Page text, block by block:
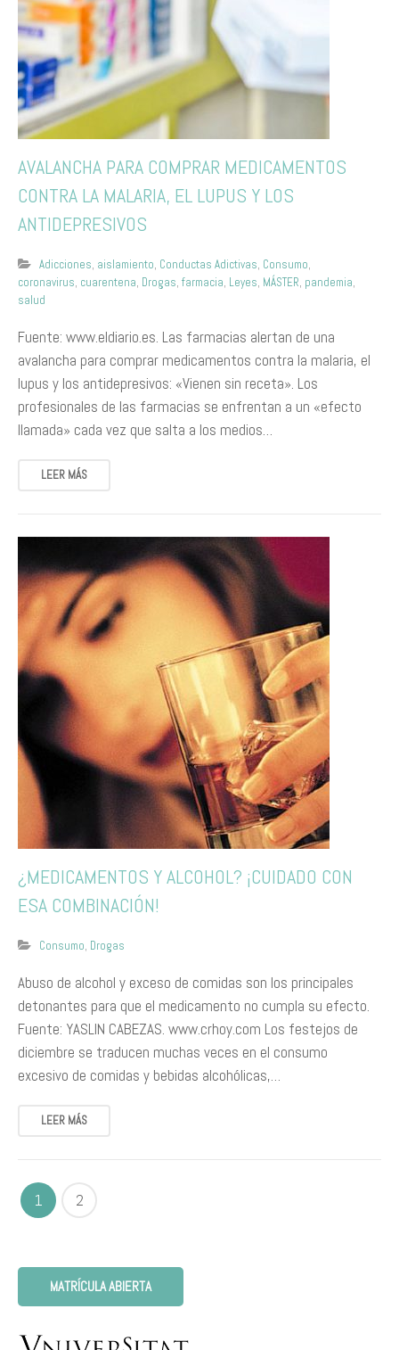
AVALANCHA PARA COMPRAR MEDICAMENTOS
CONTRA LA MALARIA, EL LUPUS Y LOS
ANTIDEPRESIVOS
Adicciones, aislamiento, Conductas Adictivas, Consumo,
coronavirus, cuarentena, Drogas, farmacia, Leyes, MÁSTER, pandemia,
salud
Fuente: www.eldiario.es. Las farmacias alertan de una
avalancha para comprar medicamentos contra la malaria, el
lupus y los antidepresivos: «Vienen sin receta». Los
profesionales de las farmacias se enfrentan a un «efecto
llamada» cada vez que salta a los medios…
LEER MÁS
​¿M​EDICAMENTOS Y ALCOHOL? ¡CUIDADO CON
ESA COMBINACIÓN!​
Consumo, Drogas
Abuso de alcohol y exceso de comidas son los principales
detonantes para que el medicamento no cumpla su efecto. ​
Fuente​:​ YASLIN CABEZAS. www.crhoy.com Los festejos de
diciembre se traducen muchas veces en el consumo
excesivo de comidas y bebidas alcohólicas,…
LEER MÁS
1 2
MATRÍCULA ABIERTA